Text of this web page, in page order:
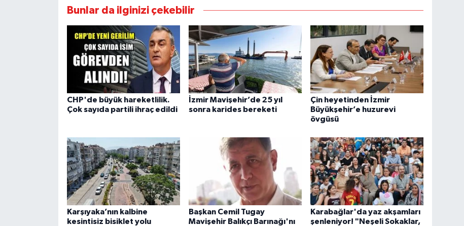
Bunlar da ilginizi çekebilir
CHP'de büyük hareketlilik.
Çok sayıda partili ihraç edildi
İzmir Mavişehir’de 25 yıl
sonra karides bereketi
Çin heyetinden İzmir
Büyükşehir’e huzurevi
övgüsü
Karşıyaka’nın kalbine
kesintisiz bisiklet yolu
Başkan Cemil Tugay
Mavişehir Balıkçı Barınağı'nı
Karabağlar'da yaz akşamları
şenleniyor! "Neşeli Sokaklar,